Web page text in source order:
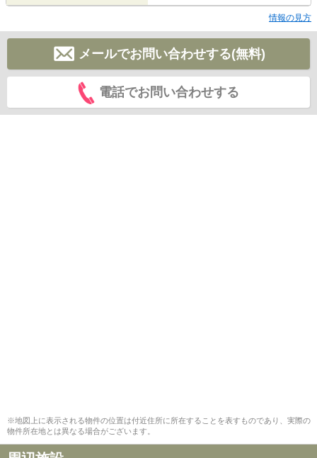
情報の見方
メールでお問い合わせする(無料)
電話でお問い合わせする
※地図上に表示される物件の位置は付近住所に所在することを表すものであり、実際の
物件所在地とは異なる場合がございます。